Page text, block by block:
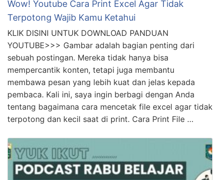
Wow! Youtube Cara Print Excel Agar Tidak
Terpotong Wajib Kamu Ketahui
KLIK DISINI UNTUK DOWNLOAD PANDUAN
YOUTUBE>>> Gambar adalah bagian penting dari
sebuah postingan. Mereka tidak hanya bisa
mempercantik konten, tetapi juga membantu
membawa pesan yang lebih kuat dan jelas kepada
pembaca. Kali ini, saya ingin berbagi dengan Anda
tentang bagaimana cara mencetak file excel agar tidak
terpotong dan kecil saat di print. Cara Print File …